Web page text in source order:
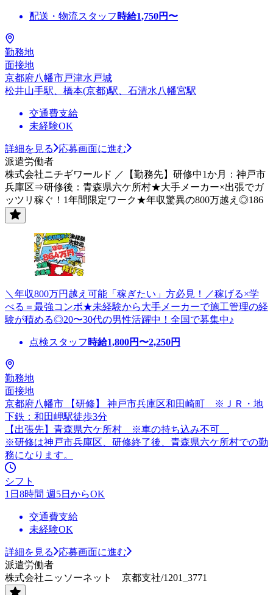
配送・物流スタッフ 時給1,750円〜
勤務地
面接地
京都府八幡市戸津水戸城
松井山手駅、橋本(京都)駅、石清水八幡宮駅
交通費支給
未経験OK
詳細を見る
応募画面に進む
派遣労働者
株式会社ニチギワールド ／【勤務先】研修中1か月：神戸市
兵庫区⇒研修後：青森県六ケ所村★大手メーカー×出張でガ
ッツリ稼ぐ！1年間限定ワーク★年収驚異の800万越え◎186
＼年収800万円越え可能「稼ぎたい」方必見！／稼げる×学
べる＝最強コンボ★未経験から大手メーカーで施工管理の経
験が積める◎20〜30代の男性活躍中！全国で募集中♪
点検スタッフ 時給1,800円〜2,250円
勤務地
面接地
京都府八幡市 【研修】 神戸市兵庫区和田崎町 ※ＪＲ・地
下鉄：和田岬駅徒歩3分
【出張先】青森県六ケ所村 ※車の持ち込み不可
※研修は神戸市兵庫区、研修終了後、青森県六ケ所村での勤
務になります。
シフト
1日8時間 週5日からOK
交通費支給
未経験OK
詳細を見る
応募画面に進む
派遣労働者
株式会社ニッソーネット 京都支社/1201_3771